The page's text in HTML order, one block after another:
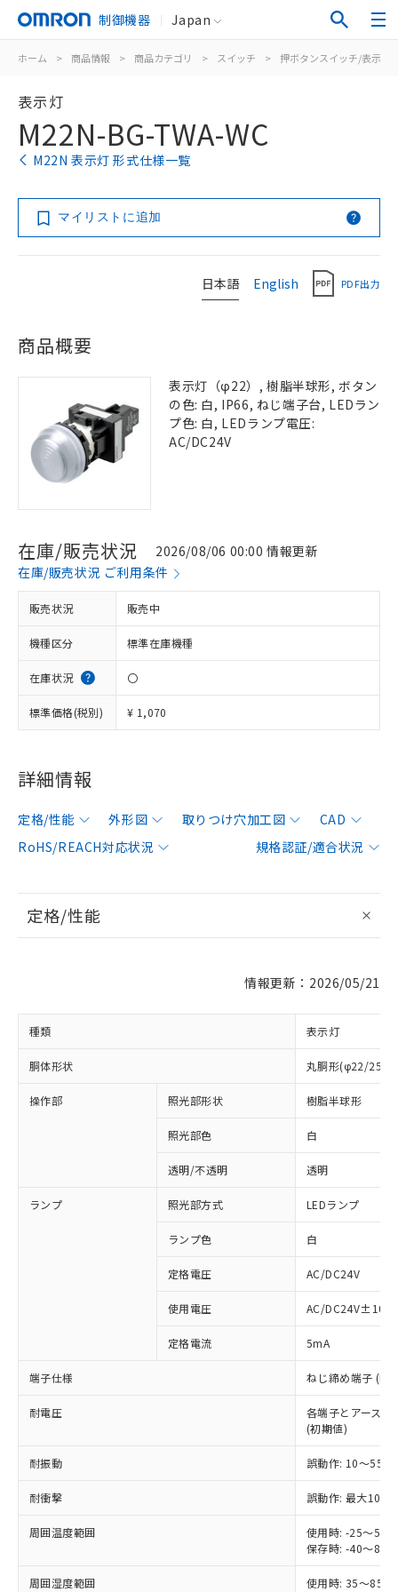
制御機器 Japan
ホーム > 商品情報 > 商品カテゴリ > スイッチ > 押ボタンスイッチ/表示灯
表示灯
M22N-BG-TWA-WC
M22N 表示灯 形式仕様一覧
マイリストに追加
日本語 English PDF出力
商品概要
表示灯（φ22）, 樹脂半球形, ボタン
の色: 白, IP66, ねじ端子台, LEDラン
プ色: 白, LEDランプ電圧:
AC/DC24V
在庫/販売状況
2026/08/06 00:00 情報更新
在庫/販売状況 ご利用条件
販売状況 販売中
機種区分 標準在庫機種
在庫状況 〇
標準価格(税別) ¥ 1,070
詳細情報
定格/性能 外形図 取りつけ穴加工図
CAD
RoHS/REACH対応状況
規格認証/適合状況
定格/性能
情報更新：2026/05/21
種類 表示灯
胴体形状 丸胴形(φ22/
操作部 照光部形状 樹脂半球形
照光部色 白
透明/不透明 透明
ランプ 照光部方式 LEDランプ
ランプ色 白
定格電圧 AC/DC24V
使用電圧 AC/DC24V±10%
定格電流 5mA
端子仕様 ねじ締め端子
耐電圧
各端子とアース
(初期値)
耐振動 誤動作: 10～
耐衝撃 誤動作: 最大
周囲温度範囲
使用時: -25～55℃
保存時: -40～80℃
周囲湿度範囲 使用時: 35～
以下の条件をお読みいただき、同意のうえ
本サービスは、当社制御機器事業取扱
商品の当社在庫状況および標準価格
(税抜)を提供させていただくもので
当社制御機器事業取扱商品の中には、
対応済み：EU RoHS指令（10物質）の
非含有に対応した製品が提供可能な商品で
対応予定：EU RoHS指令（10物質）の非含
有に対応した製品に切り替える予定のある
対応予定なし：EU RoHS指令（10物質）の
非含有に非対応の商品で、対応品を出す予
調査・確認中：EU RoHS指令（10物質）の
非含有の対応状況を調査中または確認中の
商品です。
非該当品：ライセンス料など無形物で、有
「○」：最大均質材料含有率が中国RoHSの
「×」：最大均質材料含有率が中国RoHSの